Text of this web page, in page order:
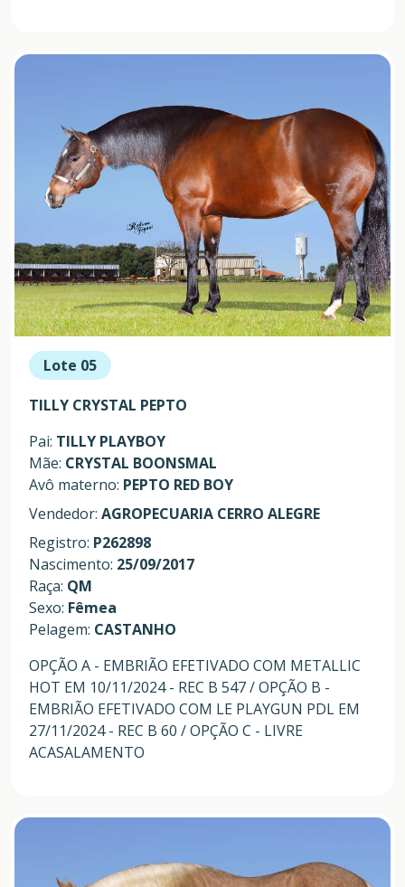
Lote 05
TILLY CRYSTAL PEPTO
Pai: TILLY PLAYBOY
Mãe: CRYSTAL BOONSMAL
Avô materno: PEPTO RED BOY
Vendedor: AGROPECUARIA CERRO ALEGRE
Registro: P262898
Nascimento: 25/09/2017
Raça: QM
Sexo: Fêmea
Pelagem: CASTANHO
OPÇÃO A - EMBRIÃO EFETIVADO COM METALLIC
HOT EM 10/11/2024 - REC B 547 / OPÇÃO B -
EMBRIÃO EFETIVADO COM LE PLAYGUN PDL EM
27/11/2024 - REC B 60 / OPÇÃO C - LIVRE
ACASALAMENTO